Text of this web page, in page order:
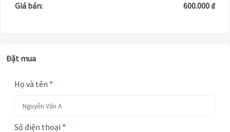
Giá bán: 600.000 ₫
Đặt mua
Họ và tên *
Số điện thoại *